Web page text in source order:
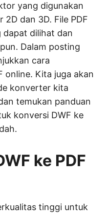
yang digunakan
dan 3D. File PDF
dapat dilihat dan
Dalam posting
cara
online. Kita juga akan
konverter kita
temukan panduan
konversi DWF ke
ke PDF
tinggi untuk